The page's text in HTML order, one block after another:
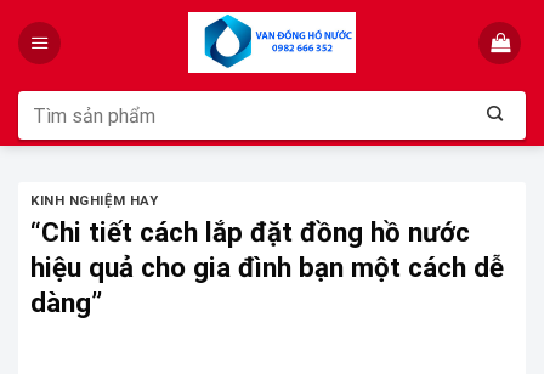
Tìm
kiếm:
KINH NGHIỆM HAY
“Chi tiết cách lắp đặt đồng hồ nước
hiệu quả cho gia đình bạn một cách dễ
dàng”